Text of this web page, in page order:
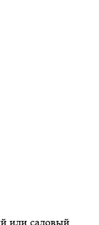
или садовый